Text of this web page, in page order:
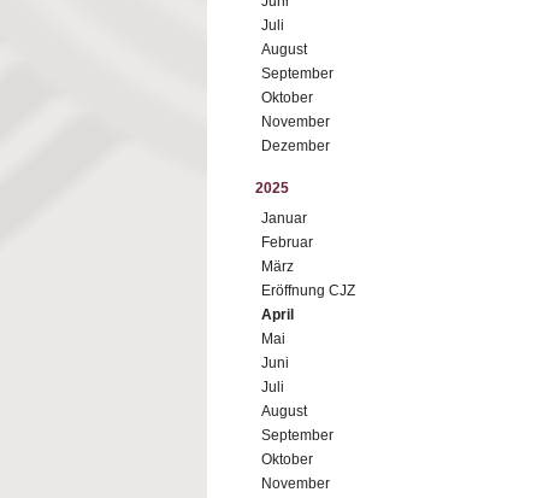
Juli
August
September
Oktober
November
Dezember
2025
Januar
Februar
März
Eröffnung CJZ
April
Mai
Juni
Juli
August
September
Oktober
November